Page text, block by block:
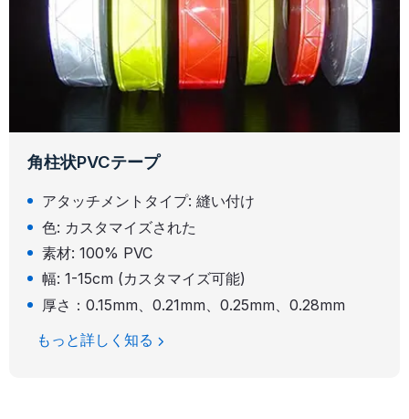
角柱状PVCテープ
アタッチメントタイプ: 縫い付け
色: カスタマイズされた
素材: 100% PVC
幅: 1-15cm (カスタマイズ可能)
厚さ：0.15mm、0.21mm、0.25mm、0.28mm
もっと詳しく知る